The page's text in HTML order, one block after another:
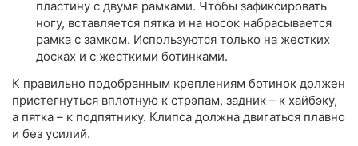
пластину с двумя рамками. Чтобы зафиксировать
ногу, вставляется пятка и на носок набрасывается
рамка с замком. Используются только на жестких
досках и с жесткими ботинками.
К правильно подобранным креплениям ботинок должен
пристегнуться вплотную к стрэпам, задник – к хайбэку,
а пятка – к подпятнику. Клипса должна двигаться плавно
и без усилий.